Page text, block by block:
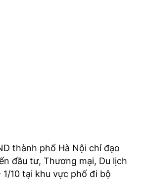
thành phố Hà Nội chỉ đạo
đầu tư, Thương mại, Du lịch
10 tại khu vực phố đi bộ